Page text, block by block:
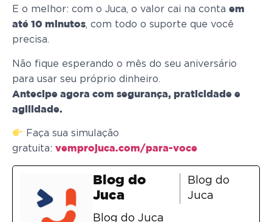
E o melhor: com o Juca, o valor cai na conta em
até 10 minutos, com todo o suporte que você
precisa.
Não fique esperando o mês do seu aniversário
para usar seu próprio dinheiro.
Antecipe agora com segurança, praticidade e
agilidade.
Faça sua simulação
gratuita: vemprojuca.com/para-voce
Blog do
Juca
Blog do
Juca
Blog do Juca